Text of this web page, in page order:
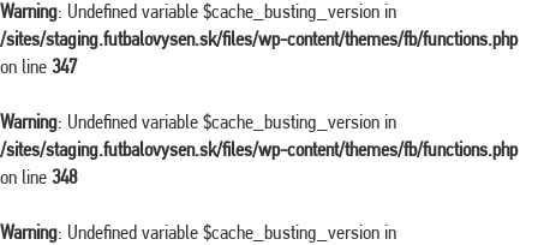
Warning: Undefined variable $cache_busting_version in
/sites/staging.futbalovysen.sk/files/wp-content/themes/fb/functions.php
on line 347
Warning: Undefined variable $cache_busting_version in
/sites/staging.futbalovysen.sk/files/wp-content/themes/fb/functions.php
on line 348
Warning: Undefined variable $cache_busting_version in